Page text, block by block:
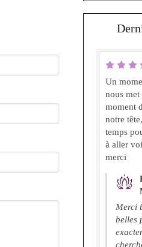
Un
nous
moment
notre
temps
à aller
merci
Merci
belles